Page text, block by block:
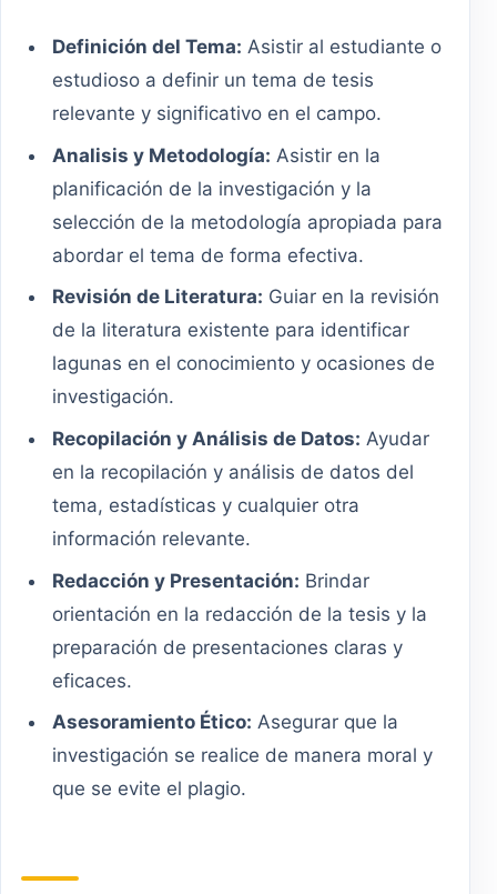
Definición del Tema: Asistir al estudiante o
estudioso a definir un tema de tesis
relevante y significativo en el campo.
Analisis y Metodología: Asistir en la
planificación de la investigación y la
selección de la metodología apropiada para
abordar el tema de forma efectiva.
Revisión de Literatura: Guiar en la revisión
de la literatura existente para identificar
lagunas en el conocimiento y ocasiones de
investigación.
Recopilación y Análisis de Datos: Ayudar
en la recopilación y análisis de datos del
tema, estadísticas y cualquier otra
información relevante.
Redacción y Presentación: Brindar
orientación en la redacción de la tesis y la
preparación de presentaciones claras y
eficaces.
Asesoramiento Ético: Asegurar que la
investigación se realice de manera moral y
que se evite el plagio.